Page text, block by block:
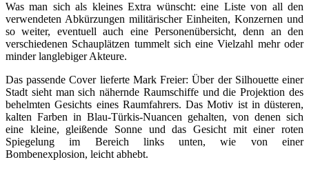
Was man sich als kleines Extra wünscht: eine Liste von all den
verwendeten Abkürzungen militärischer Einheiten, Konzernen und
so weiter, eventuell auch eine Personenübersicht, denn an den
verschiedenen Schauplätzen tummelt sich eine Vielzahl mehr oder
minder langlebiger Akteure.
Das passende Cover lieferte Mark Freier: Über der Silhouette einer
Stadt sieht man sich nähernde Raumschiffe und die Projektion des
behelmten Gesichts eines Raumfahrers. Das Motiv ist in düsteren,
kalten Farben in Blau-Türkis-Nuancen gehalten, von denen sich
eine kleine, gleißende Sonne und das Gesicht mit einer roten
Spiegelung im Bereich links unten, wie von einer
Bombenexplosion, leicht abhebt.